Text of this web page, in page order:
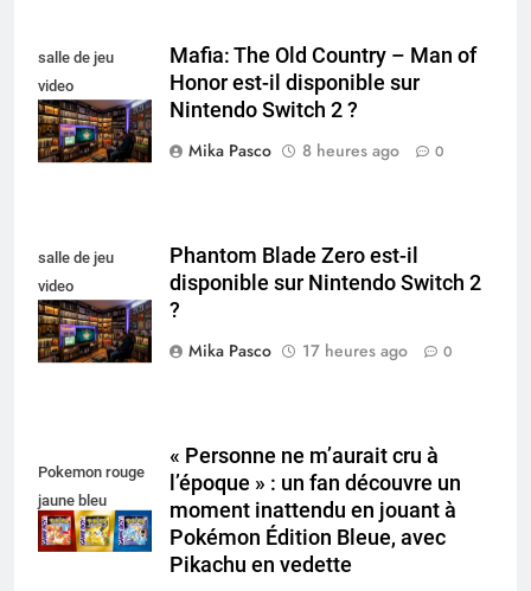
salle de jeu
video
collectionneur
Mafia: The Old Country – Man of
Honor est-il disponible sur
Nintendo Switch 2 ?
Mika Pasco
8 heures ago 0
salle de jeu
video
collectionneur
Phantom Blade Zero est-il
disponible sur Nintendo Switch 2
?
Mika Pasco
17 heures ago 0
Pokemon rouge
jaune bleu
« Personne ne m’aurait cru à
l’époque » : un fan découvre un
moment inattendu en jouant à
Pokémon Édition Bleue, avec
Pikachu en vedette